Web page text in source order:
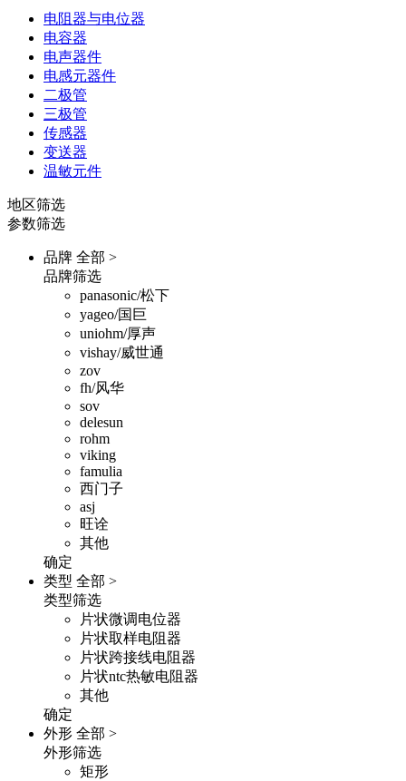
电阻器与电位器
电容器
电声器件
电感元器件
二极管
三极管
传感器
变送器
温敏元件
地区筛选
参数筛选
品牌 全部 >
品牌筛选
panasonic/松下
yageo/国巨
uniohm/厚声
vishay/威世通
zov
fh/风华
sov
delesun
rohm
viking
famulia
西门子
asj
旺诠
其他
确定
类型 全部 >
类型筛选
片状微调电位器
片状取样电阻器
片状跨接线电阻器
片状ntc热敏电阻器
其他
确定
外形 全部 >
外形筛选
矩形